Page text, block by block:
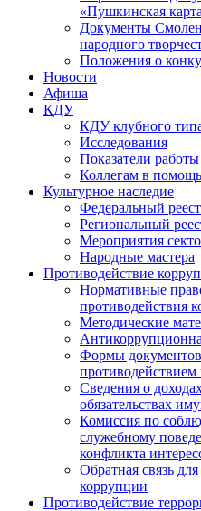
«Пушкинская
Документы
народного
Положения о
Новости
Афиша
КДУ
КДУ клубного
Исследования
Показатели
Коллегам в помощь
Культурное наследие
Федеральный
Региональный
Мероприятия
Народные мастера
Противодействие
Нормативные
противодействия
Методические
Формы
Сведения о
обязательствах
Комиссия по
служебному
конфликта
Обратная связь
коррупции
Противодействие